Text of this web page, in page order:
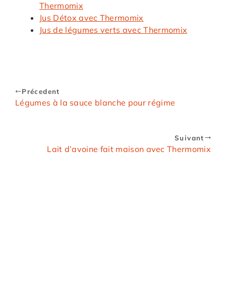
Thermomix
Jus Détox avec Thermomix
Jus de légumes verts avec Thermomix
Précedent
Légumes à la sauce blanche pour régime
Suivant
Lait d’avoine fait maison avec Thermomix